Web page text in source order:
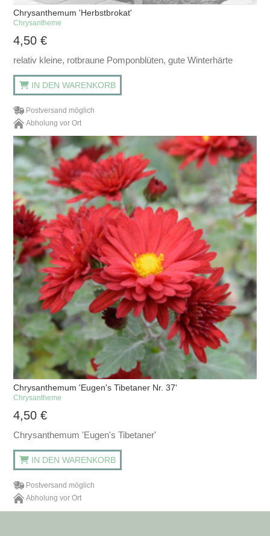
Chrysanthemum 'Herbstbrokat'
Chrysantheme
4,50€
relativ kleine, rotbraune Pomponblüten, gute Winterhärte
IN DEN WARENKORB
Postversand möglich
Abholung vor Ort
Chrysanthemum 'Eugen's Tibetaner Nr. 37'
Chrysantheme
4,50€
Chrysanthemum 'Eugen's Tibetaner'
IN DEN WARENKORB
Postversand möglich
Abholung vor Ort